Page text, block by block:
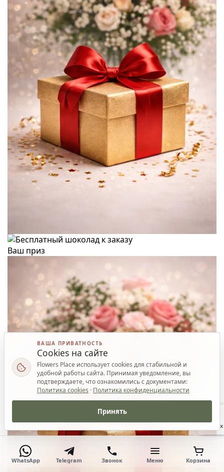
Ваш приз
WhatsApp Telegram Звонок Меню Корзина
Наверх
ВАША ПРИВАТНОСТЬ
Cookies на сайте
Flowers Place использует cookies для стабильной и
удобной работы сайта. Принимая уведомление, вы
подтверждаете, что ознакомились с документами:
Политика cookies · Политика конфиденциальности
Принять